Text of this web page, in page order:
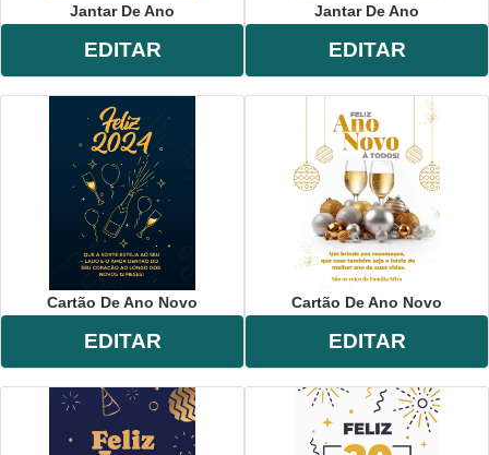
Jantar De Ano
EDITAR
Jantar De Ano
EDITAR
Cartão De Ano Novo
EDITAR
Cartão De Ano Novo
EDITAR